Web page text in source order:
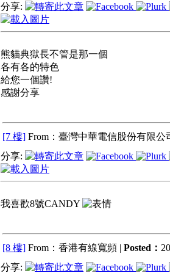
分享:
熊貓典獄長不管是那一個
各有各的特色
給您一個讚!
感謝分享
[7 樓] From：臺灣中華電信股份有限公
分享:
我喜歡8號CANDY
[8 樓] From：香港有線寬頻 | Posted：
分享: